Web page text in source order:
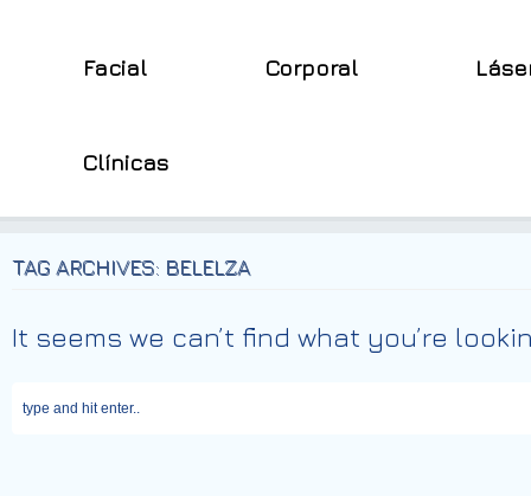
Facial Corporal
Clínicas
TAG ARCHIVES: BELELZA
It seems we can’t find what you’re